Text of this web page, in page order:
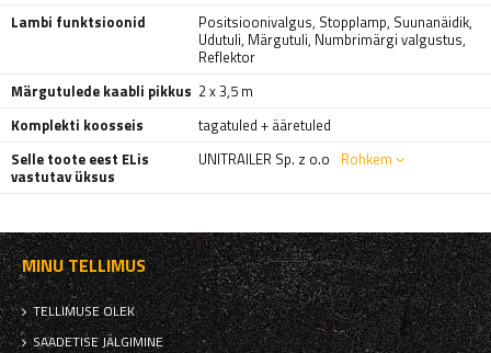
Lambi funktsioonid
Positsioonivalgus, Stopplamp, Suunanäidik,
Udutuli, Märgutuli, Numbrimärgi valgustus,
Reflektor
Märgutulede kaabli pikkus 2 x 3,5 m
Komplekti koosseis
tagatuled + ääretuled
Selle toote eest ELis
vastutav üksus
UNITRAILER Sp. z o.o Rohkem
MINU TELLIMUS
TELLIMUSE OLEK
SAADETISE JÄLGIMINE